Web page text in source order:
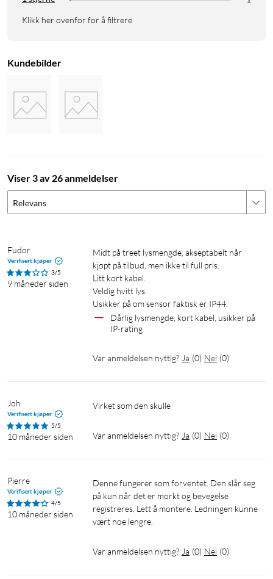
Klikk her ovenfor for å filtrere
Kundebilder
Viser 3 av 26 anmeldelser
Relevans
Fudor
Verifisert kjøper
3/5
9 måneder siden
Midt på treet lysmengde, akseptabelt når
kjøpt på tilbud, men ikke til full pris.
Litt kort kabel.
Veldig hvitt lys.
Usikker på om sensor faktisk er IP44.
Dårlig lysmengde, kort kabel, usikker på
IP-rating
Var anmeldelsen nyttig? Ja (0) Nei (0)
Joh
Verifisert kjøper
5/5
10 måneder siden
Virket som den skulle
Var anmeldelsen nyttig? Ja (0) Nei (0)
Pierre
Verifisert kjøper
4/5
10 måneder siden
Denne fungerer som forventet. Den slår seg
på kun når det er mørkt og bevegelse
registreres. Lett å montere. Ledningen kunne
vært noe lengre.
Var anmeldelsen nyttig? Ja (0) Nei (0)